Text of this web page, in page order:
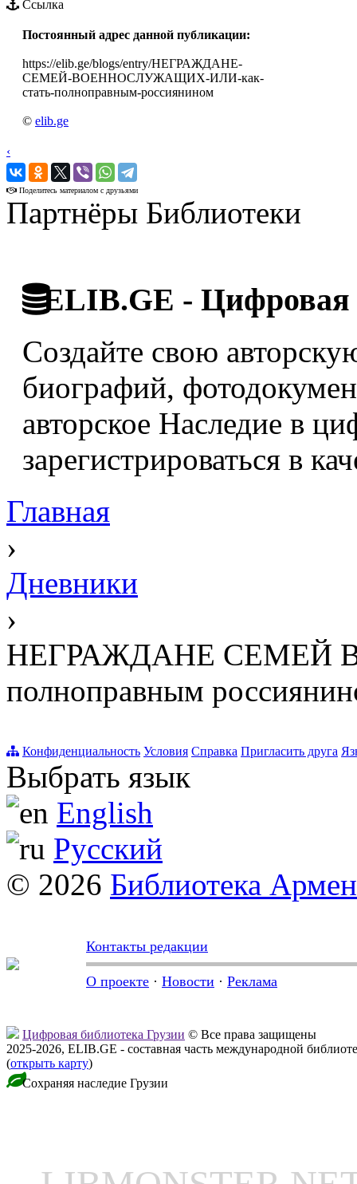
Ссылка
Постоянный адрес данной публикации:
https://elib.ge/blogs/entry/НЕГРАЖДАНЕ-
СЕМЕЙ-ВОЕННОСЛУЖАЩИХ-ИЛИ-как-
стать-полноправным-россиянином
© elib.ge
‹
›
Поделитесь материалом с друзьями
Партнёры Библиотеки
ELIB.GE - Цифровая
Создайте свою
биографий,
авторское Наследие в
зарегистрироваться в
Главная
›
Дневники
›
НЕГРАЖДАНЕ СЕМЕЙ
полноправным
Конфиденциальность Условия Справка Пригласить друга
Выбрать язык
English
Русский
© 2026 Библиотека
Контакты редакции
О проекте · Новости · Реклама
Цифровая библиотека Грузии © Все права защищены
2025-2026, ELIB.GE - составная часть международной
(открыть карту)
Сохраняя наследие Грузии